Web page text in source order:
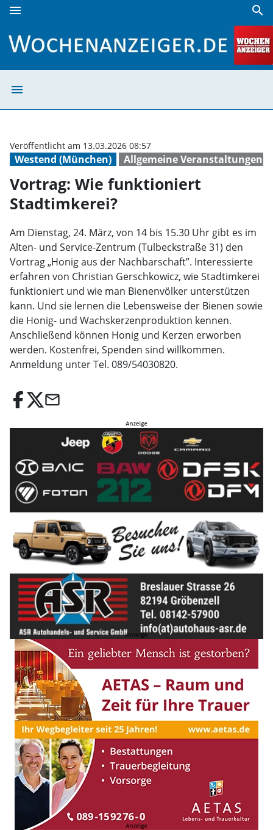
menu search
menu
Westend (München) Allgemeine Veranstaltungen
Veröffentlicht am 13.03.2026 08:57
Vortrag: Wie funktioniert
Stadtimkerei?
Am Dienstag, 24. März, von 14 bis 15.30 Uhr gibt es im
Alten- und Service-Zentrum (Tulbeckstraße 31) den
Vortrag „Honig aus der Nachbarschaft”. Interessierte
erfahren von Christian Gerschkowicz, wie Stadtimkerei
funktioniert und wie man Bienenvölker unterstützen
kann. Und sie lernen die Lebensweise der Bienen sowie
die Honig- und Wachskerzenproduktion kennen.
Anschließend können Honig und Kerzen erworben
werden. Kostenfrei, Spenden sind willkommen.
Anmeldung unter Tel. 089/54030820.
email